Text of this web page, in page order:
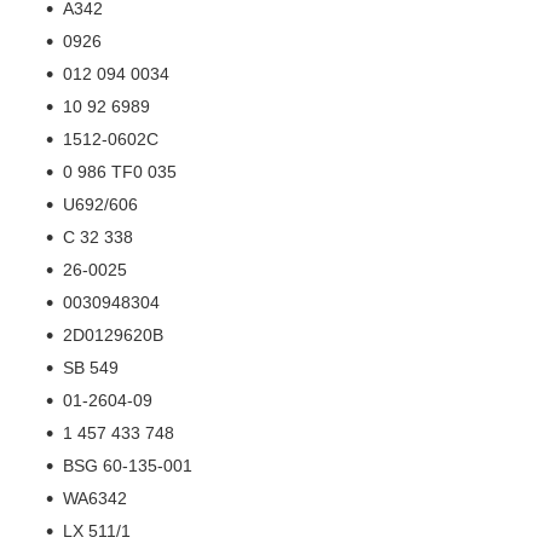
A342
0926
012 094 0034
10 92 6989
1512-0602C
0 986 TF0 035
U692/606
C 32 338
26-0025
0030948304
2D0129620B
SB 549
01-2604-09
1 457 433 748
BSG 60-135-001
WA6342
LX 511/1